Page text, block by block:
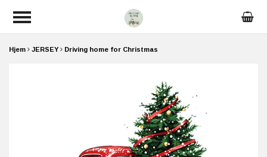
Hjem JERSEY Driving home for Christmas